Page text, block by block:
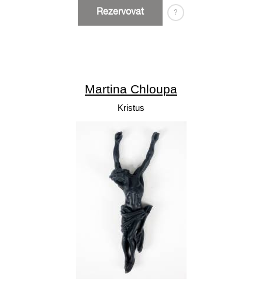
Rezervovat ?
Martina Chloupa
Kristus